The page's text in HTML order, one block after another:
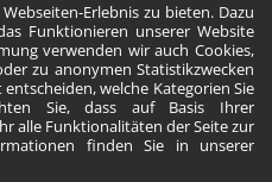
Erlebnis zu bieten. Dazu
Funktionieren unserer Website
verwenden wir auch Cookies,
zu anonymen Statistikzwecken
welche Kategorien Sie
Sie, dass auf Basis Ihrer
alle Funktionalitäten der Seite zur
finden Sie in unserer